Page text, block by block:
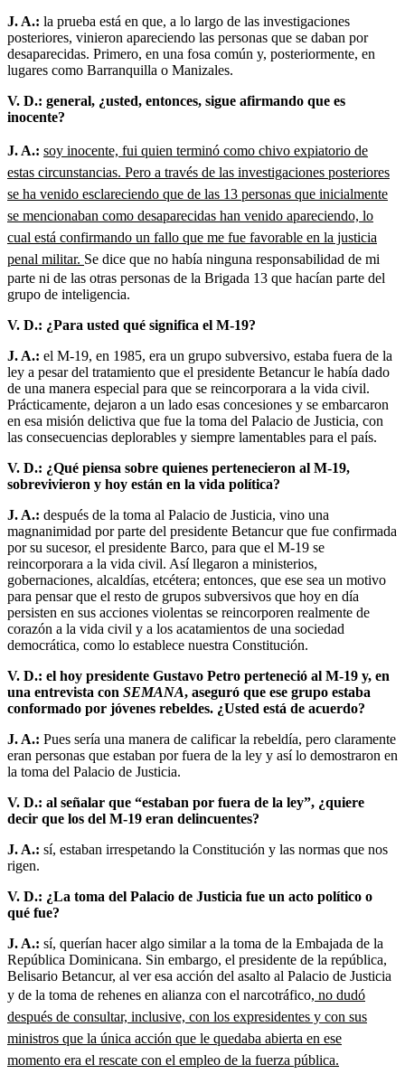
J. A.: la prueba está en que, a lo largo de las investigaciones
posteriores, vinieron apareciendo las personas que se daban por
desaparecidas. Primero, en una fosa común y, posteriormente, en
lugares como Barranquilla o Manizales.
V. D.: general, ¿usted, entonces, sigue afirmando que es
inocente?
J. A.: soy inocente, fui quien terminó como chivo expiatorio de
estas circunstancias. Pero a través de las investigaciones posteriores
se ha venido esclareciendo que de las 13 personas que inicialmente
se mencionaban como desaparecidas han venido apareciendo, lo
cual está confirmando un fallo que me fue favorable en la justicia
penal militar. Se dice que no había ninguna responsabilidad de mi
parte ni de las otras personas de la Brigada 13 que hacían parte del
grupo de inteligencia.
V. D.: ¿Para usted qué significa el M-19?
J. A.: el M-19, en 1985, era un grupo subversivo, estaba fuera de la
ley a pesar del tratamiento que el presidente Betancur le había dado
de una manera especial para que se reincorporara a la vida civil.
Prácticamente, dejaron a un lado esas concesiones y se embarcaron
en esa misión delictiva que fue la toma del Palacio de Justicia, con
las consecuencias deplorables y siempre lamentables para el país.
V. D.: ¿Qué piensa sobre quienes pertenecieron al M-19,
sobrevivieron y hoy están en la vida política?
J. A.: después de la toma al Palacio de Justicia, vino una
magnanimidad por parte del presidente Betancur que fue confirmada
por su sucesor, el presidente Barco, para que el M-19 se
reincorporara a la vida civil. Así llegaron a ministerios,
gobernaciones, alcaldías, etcétera; entonces, que ese sea un motivo
para pensar que el resto de grupos subversivos que hoy en día
persisten en sus acciones violentas se reincorporen realmente de
corazón a la vida civil y a los acatamientos de una sociedad
democrática, como lo establece nuestra Constitución.
V. D.: el hoy presidente Gustavo Petro perteneció al M-19 y, en
una entrevista con SEMANA, aseguró que ese grupo estaba
conformado por jóvenes rebeldes. ¿Usted está de acuerdo?
J. A.: Pues sería una manera de calificar la rebeldía, pero claramente
eran personas que estaban por fuera de la ley y así lo demostraron en
la toma del Palacio de Justicia.
V. D.: al señalar que “estaban por fuera de la ley”, ¿quiere
decir que los del M-19 eran delincuentes?
J. A.: sí, estaban irrespetando la Constitución y las normas que nos
rigen.
V. D.: ¿La toma del Palacio de Justicia fue un acto político o
qué fue?
J. A.: sí, querían hacer algo similar a la toma de la Embajada de la
República Dominicana. Sin embargo, el presidente de la república,
Belisario Betancur, al ver esa acción del asalto al Palacio de Justicia
y de la toma de rehenes en alianza con el narcotráfico, no dudó
después de consultar, inclusive, con los expresidentes y con sus
ministros que la única acción que le quedaba abierta en ese
momento era el rescate con el empleo de la fuerza pública.